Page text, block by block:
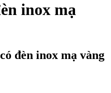
inox mạ
đèn inox mạ vàng